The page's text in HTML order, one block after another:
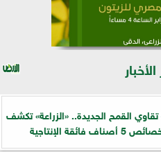
القمح الجديدة.. «الزراعة» تكشف
5 أصناف فائقة الإنتاجية